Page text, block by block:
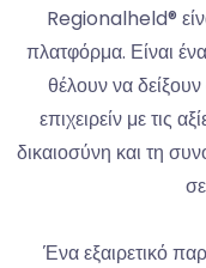
Regionalheld®
πλατφόρμα. Είναι
θέλουν να
επιχειρείν με τις
δικαιοσύνη και τη
Ένα εξαιρετικό